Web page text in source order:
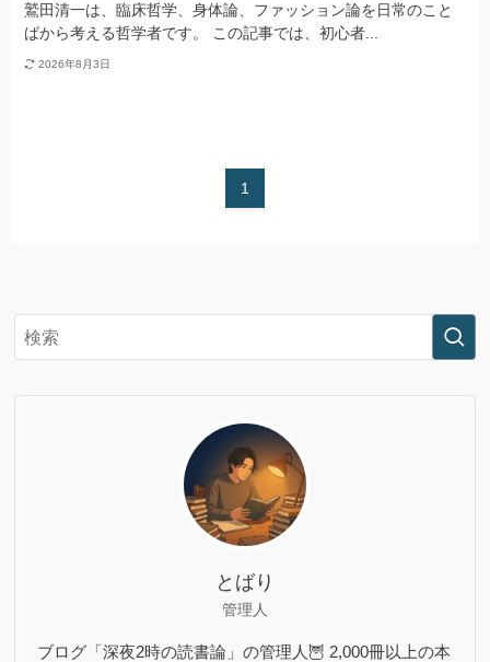
鷲田清一は、臨床哲学、身体論、ファッション論を日常のこと
ばから考える哲学者です。 この記事では、初心者...
2026年8月3日
1
とばり
管理人
ブログ「深夜2時の読書論」の管理人🦉 2,000冊以上の本